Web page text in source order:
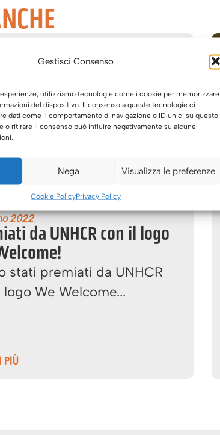
Gestisci Consenso
utilizziamo tecnologie come i cookie per memorizzare
del dispositivo. Il consenso a queste tecnologie ci
dati come il comportamento di navigazione o ID unici su questo
o ritirare il consenso può influire negativamente su alcune
Nega Visualizza le preferenze
Cookie PolicyPrivacy Policy
2022
da UNHCR con il logo
stati premiati da UNHCR
logo We Welcome...
PIÙ